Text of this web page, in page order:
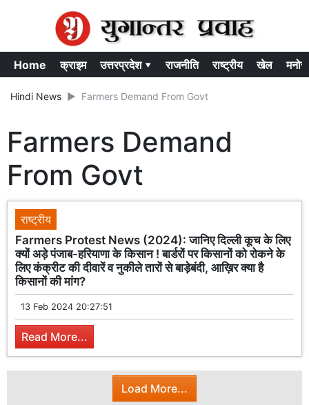
Home क्राइम उत्तरप्रदेश ▾ राजनीति राष्ट्रीय खेल
Hindi News Farmers Demand From Govt
Farmers Demand
From Govt
राष्ट्रीय
Farmers Protest News (2024): जानिए दिल्ली कूच के लिए
क्यों अड़े पंजाब-हरियाणा के किसान ! बार्डरों पर किसानों को रोकने के
लिए कंक्रीट की दीवारें व नुकीले तारों से बाड़ेबंदी, आख़िर क्या है
किसानों की मांग?
13 Feb 2024 20:27:51
Read More...
Load More...